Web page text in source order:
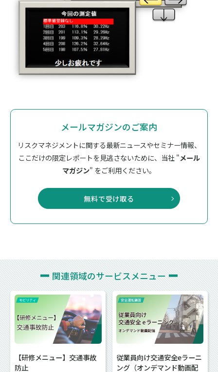
メールマガジンのご案内
リスクマネジメントに関する最新ニュースやセミナー情報、
ここだけの限定レポートを見逃さないために、 当社 "メール
マガジン" をご利用ください。
無料で受け取る
関連領域のサービスメニュー
【研修メニュー】交通事故
防止
従業員向け交通安全eラーニ
ング（オンデマンド動画配